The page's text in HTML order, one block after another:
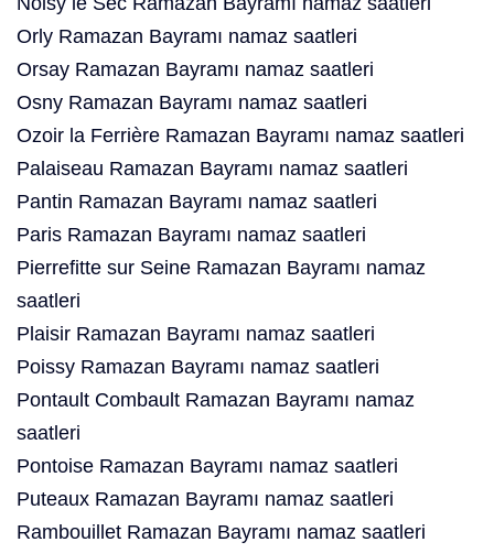
Orly Ramazan Bayramı namaz saatleri
Orsay Ramazan Bayramı namaz saatleri
Osny Ramazan Bayramı namaz saatleri
Ozoir la Ferrière Ramazan Bayramı namaz saatleri
Palaiseau Ramazan Bayramı namaz saatleri
Pantin Ramazan Bayramı namaz saatleri
Paris Ramazan Bayramı namaz saatleri
Pierrefitte sur Seine Ramazan Bayramı namaz
saatleri
Plaisir Ramazan Bayramı namaz saatleri
Poissy Ramazan Bayramı namaz saatleri
Pontault Combault Ramazan Bayramı namaz
saatleri
Pontoise Ramazan Bayramı namaz saatleri
Puteaux Ramazan Bayramı namaz saatleri
Rambouillet Ramazan Bayramı namaz saatleri